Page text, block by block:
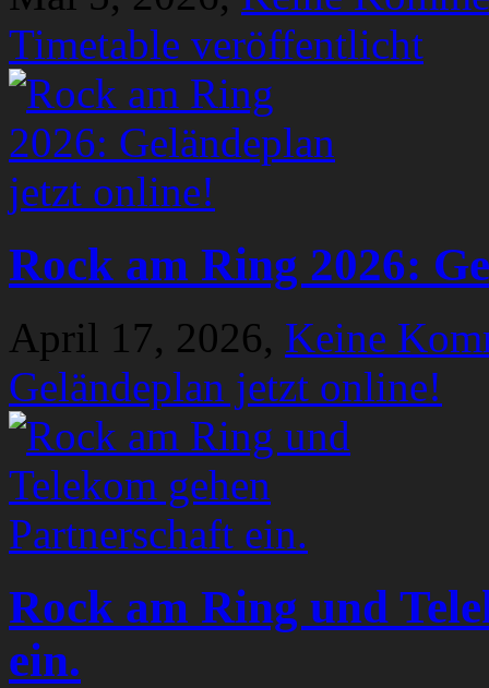
Timetable veröffentlicht
Rock am Ring 2026:
April 17, 2026, Keine
Geländeplan jetzt online!
Rock am Ring und
ein.